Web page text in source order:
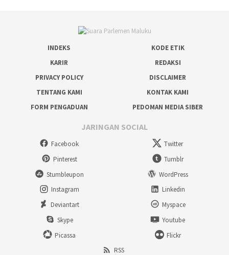
INDEKS
KODE ETIK
KARIR
REDAKSI
PRIVACY POLICY
DISCLAIMER
TENTANG KAMI
KONTAK KAMI
FORM PENGADUAN
PEDOMAN MEDIA SIBER
JARINGAN SOCIAL
Facebook
Twitter
Pinterest
Tumblr
Stumbleupon
WordPress
Instagram
Linkedin
Deviantart
Myspace
Skype
Youtube
Picassa
Flickr
RSS